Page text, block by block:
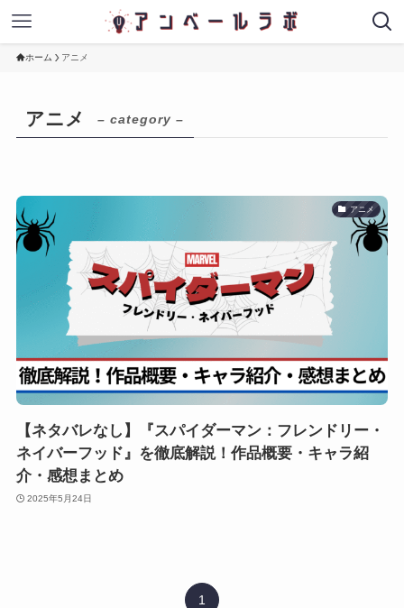
ホーム アニメ
アニメ – category –
アニメ
【ネタバレなし】『スパイダーマン：フレンドリー・
ネイバーフッド』を徹底解説！作品概要・キャラ紹
介・感想まとめ
2025年5月24日
1